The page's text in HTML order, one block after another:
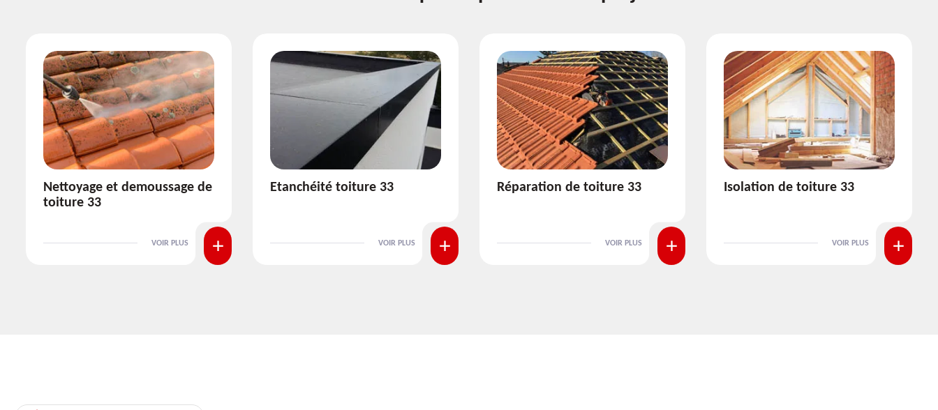
Etanchéité toiture 33
VOIR PLUS
Réparation de toiture 33
VOIR PLUS
Isolation de toiture 33
VOIR PLUS
Pose et nettoyage de
VOIR PLUS